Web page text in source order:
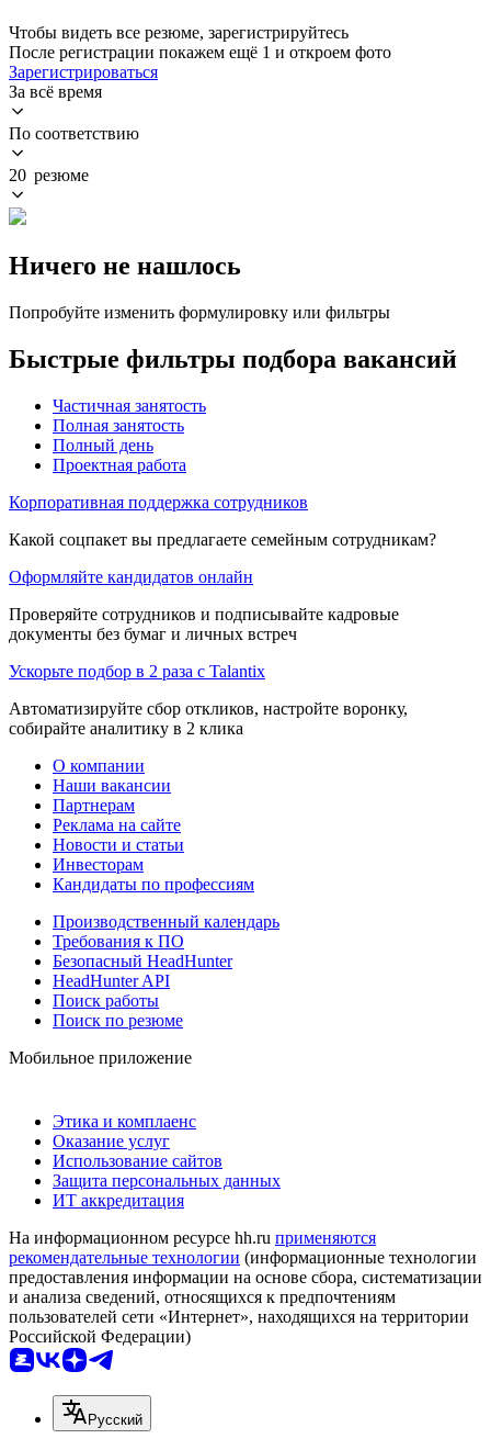
Чтобы видеть все резюме, зарегистрируйтесь
После регистрации покажем ещё 1 и откроем фото
Зарегистрироваться
За всё время
По соответствию
20 резюме
Ничего не нашлось
Попробуйте изменить формулировку или фильтры
Быстрые фильтры подбора вакансий
Частичная занятость
Полная занятость
Полный день
Проектная работа
Корпоративная поддержка сотрудников
Какой соцпакет вы предлагаете семейным сотрудникам?
Оформляйте кандидатов онлайн
Проверяйте сотрудников и подписывайте кадровые
документы без бумаг и личных встреч
Ускорьте подбор в 2 раза с Talantix
Автоматизируйте сбор откликов, настройте воронку,
собирайте аналитику в 2 клика
О компании
Наши вакансии
Партнерам
Реклама на сайте
Новости и статьи
Инвесторам
Кандидаты по профессиям
Производственный календарь
Требования к ПО
Безопасный HeadHunter
HeadHunter API
Поиск работы
Поиск по резюме
Мобильное приложение
Этика и комплаенс
Оказание услуг
Использование сайтов
Защита персональных данных
ИТ аккредитация
На информационном ресурсе hh.ru применяются
рекомендательные технологии (информационные технологии
предоставления информации на основе сбора, систематизации
и анализа сведений, относящихся к предпочтениям
пользователей сети «Интернет», находящихся на территории
Российской Федерации)
Русский